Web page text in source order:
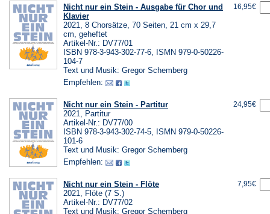
Nicht nur ein Stein - Ausgabe für Chor und
Klavier
2021, 8 Chorsätze, 70 Seiten, 21 cm x 29,7
cm, geheftet
Artikel-Nr.: DV77/01
ISBN 978-3-943-302-77-6, ISMN 979-0-50226-
104-7
Text und Musik: Gregor Schemberg
Empfehlen:
16,95€
Nicht nur ein Stein - Partitur
2021, Partitur
Artikel-Nr.: DV77/00
ISBN 978-3-943-302-74-5, ISMN 979-0-50226-
101-6
Text und Musik: Gregor Schemberg
Empfehlen:
24,95€
Nicht nur ein Stein - Flöte
2021, Flöte (7 S.)
Artikel-Nr.: DV77/02
Text und Musik: Gregor Schemberg
7,95€